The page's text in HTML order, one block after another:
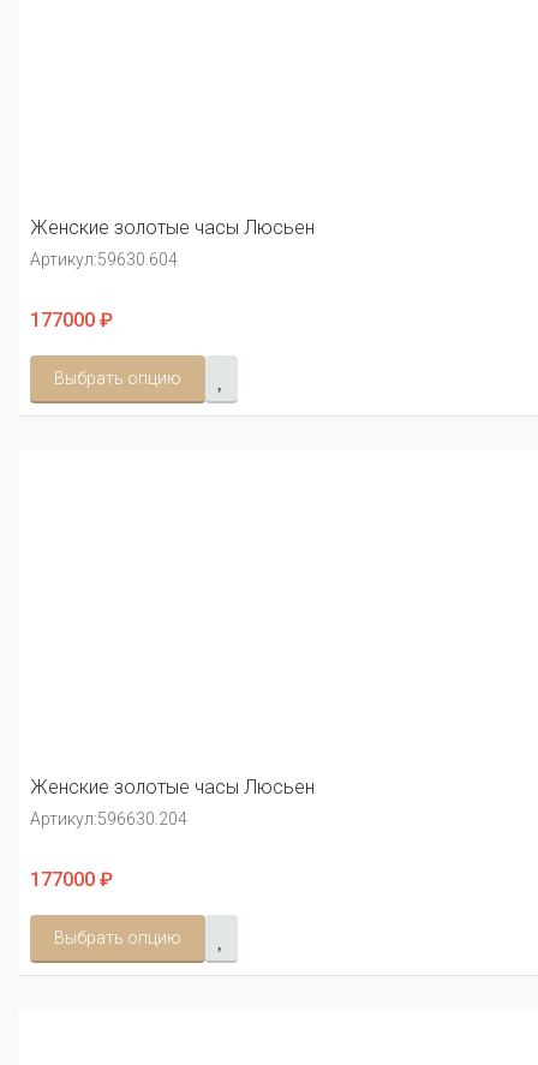
Женские золотые часы Люсьен
Артикул:59630.604
177000 ₽
Выбрать опцию
Женские золотые часы Люсьен
Артикул:596630.204
177000 ₽
Выбрать опцию